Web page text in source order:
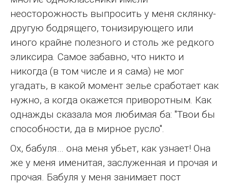
неосторожность выпросить у меня склянку-
другую бодрящего, тонизирующего или
иного крайне полезного и столь же редкого
эликсира. Самое забавно, что никто и
никогда (в том числе и я сама) не мог
угадать, в какой момент зелье сработает как
нужно, а когда окажется приворотным. Как
однажды сказала моя любимая ба: "Твои бы
способности, да в мирное русло".
Ох, бабуля… она меня убьет, как узнает! Она
же у меня именитая, заслуженная и прочая и
прочая. Бабуля у меня занимает пост